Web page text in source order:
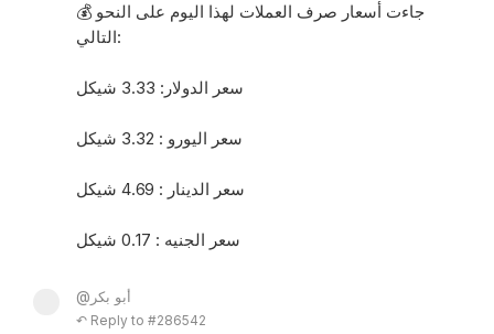
💰 جاءت أسعار صرف العملات لهذا اليوم على النحو
التالي:
سعر الدولار: 3.33 شيكل
سعر اليورو : 3.32 شيكل
سعر الدينار : 4.69 شيكل
سعر الجنيه : 0.17 شيكل
@أبو بكر
↶ Reply to #286542